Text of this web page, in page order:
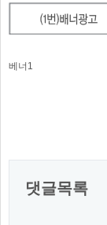
베너1
댓글목록